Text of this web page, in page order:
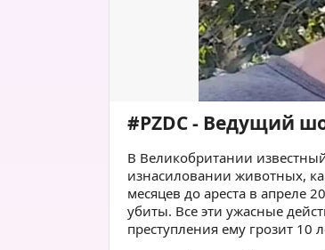
#PZDC - Ведущий
В Великобритании
изнасиловании животных,
месяцев до ареста в апреле
убиты. Все эти ужасные
преступления ему грозит 10